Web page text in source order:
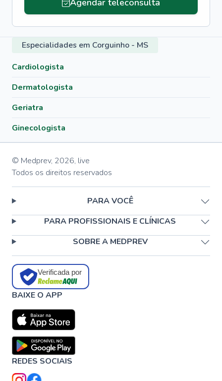
Agendar teleconsulta
Especialidades em Corguinho - MS
Cardiologista
Dermatologista
Geriatra
Ginecologista
© Medprev, 2026, live
Todos os direitos reservados
PARA VOCÊ
PARA PROFISSIONAIS E CLÍNICAS
SOBRE A MEDPREV
Verificada por
BAIXE O APP
REDES SOCIAIS